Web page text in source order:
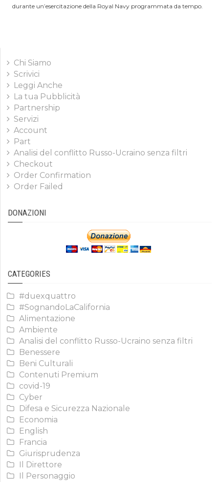
durante un’esercitazione della Royal Navy programmata da tempo.
Chi Siamo
Scrivici
Leggi Anche
La tua Pubblicità
Partnership
Servizi
Account
Part
Analisi del conflitto Russo-Ucraino senza filtri
Checkout
Order Confirmation
Order Failed
DONAZIONI
CATEGORIES
#duexquattro
#SognandoLaCalifornia
Alimentazione
Ambiente
Analisi del conflitto Russo-Ucraino senza filtri
Benessere
Beni Culturali
Contenuti Premium
covid-19
Cyber
Difesa e Sicurezza Nazionale
Economia
English
Francia
Giurisprudenza
Il Direttore
Il Personaggio